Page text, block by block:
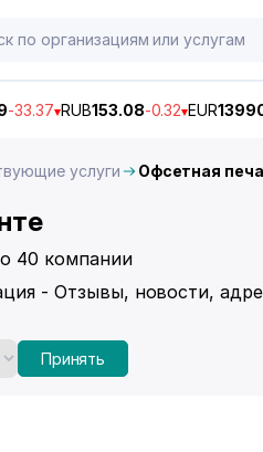
-33.37 RUB153.08-0.32 EUR
услуги Офсетная
40 компании
- Отзывы, новости,
Принять